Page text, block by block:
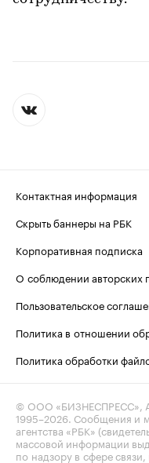
Контактная информация
Скрыть баннеры на РБК
Корпоративная подписка
О соблюдении авторских
Пользовательское
Политика в отношении
Политика обработки
© ООО «БИЗНЕСПРЕСС»,
1995–2026. Сообщения и
агентства «РБК»
массовой информации
по надзору в сфере